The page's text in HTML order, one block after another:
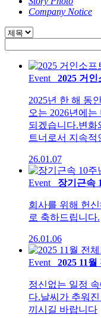
Company Notice
Event 2025 거
2025년 한 해 동
오는 2026년에
되겠습니다.변화
트너로서 지속
26.01.07
Event 장기근속
회사를 위해 헌
로 축하드립니다.
26.01.06
Event 2025 11
정신없는 일정
다.날씨가 추워
끼시길 바랍니다